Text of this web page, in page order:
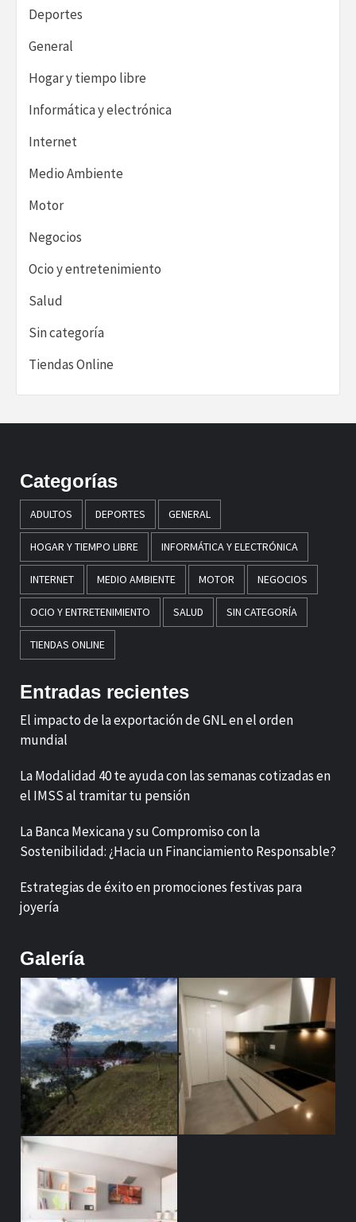
Deportes
General
Hogar y tiempo libre
Informática y electrónica
Internet
Medio Ambiente
Motor
Negocios
Ocio y entretenimiento
Salud
Sin categoría
Tiendas Online
Categorías
ADULTOS DEPORTES GENERAL
HOGAR Y TIEMPO LIBRE INFORMÁTICA Y ELECTRÓNICA
INTERNET MEDIO AMBIENTE MOTOR NEGOCIOS
OCIO Y ENTRETENIMIENTO SALUD SIN CATEGORÍA
TIENDAS ONLINE
Entradas recientes
El impacto de la exportación de GNL en el orden
mundial
La Modalidad 40 te ayuda con las semanas cotizadas en
el IMSS al tramitar tu pensión
La Banca Mexicana y su Compromiso con la
Sostenibilidad: ¿Hacia un Financiamiento Responsable?
Estrategias de éxito en promociones festivas para
joyería
Galería